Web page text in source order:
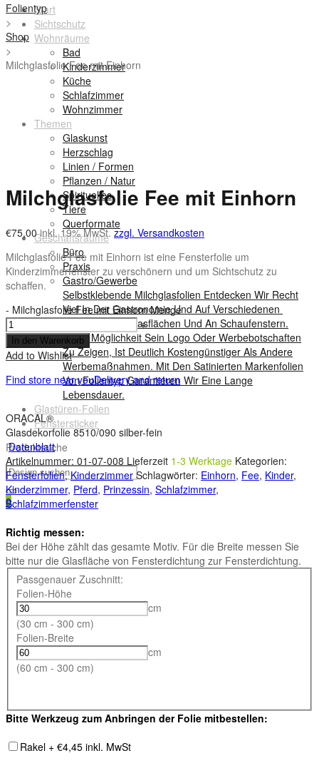
Start
Sichtschutz
Wohnräume
Bad
Kinderzimmer
Küche
Schlafzimmer
Wohnzimmer
Themen
Glaskunst
Herzschlag
Linien / Formen
Pflanzen / Natur
Spirituelles
Tiere
Querformate
Geschäftsräume
Büro
Praxis
Gastro/Gewerbe
Selbstklebende Milchglasfolien Entdecken Wir Recht
Viel In Der Gastronomie Und Auf Verschiedenen
Gewerblichen Glasflächen Und An Schaufenstern.
Diese Möglichkeit Sein Logo Oder Werbebotschaften
Zu Zeigen, Ist Deutlich Kostengünstiger Als Andere
Werbemaßnahmen. Mit Den Satinierten Markenfolien
Von Folientyp Garantieren Wir Eine Lange
Lebensdauer.
Glastüren-Folien
Fenstersticker
Produktsuche
0
Folientyp
>
Shop
>
Milchglasfolie Fee mit Einhorn
Milchglasfolie Fee mit Einhorn
€75,00 inkl. 19% MwSt.zzgl. Versandkosten
Milchglasfolie Fee mit Einhorn ist eine Fensterfolie um
Kinderzimmerfenster zu verschönern und um Sichtschutz zu
schaffen.
- Milchglasfolie Fee mit Einhorn Menge
+
In den Warenkorb
Add to Wishlist
Find store near youDelivery and return
ORACAL®
Glasdekorfolie 8510/090 silber-fein
Datenblatt
Artikelnummer: 01-07-008 Lieferzeit 1-3 Werktage Kategorien:
Fensterfolien,Kinderzimmer Schlagwörter: Einhorn, Fee, Kinder,
Kinderzimmer, Pferd, Prinzessin, Schlafzimmer,
Schlafzimmerfenster
Richtig messen:
Bei der Höhe zählt das gesamte Motiv. Für die Breite messen Sie
bitte nur die Glasfläche von Fensterdichtung zur Fensterdichtung.
Passgenauer Zuschnitt:
Folien-Höhe
cm
(30 cm - 300 cm)
Folien-Breite
cm
(60 cm - 300 cm)
Bitte Werkzeug zum Anbringen der Folie mitbestellen:
Rakel + €4,45 inkl. MwSt